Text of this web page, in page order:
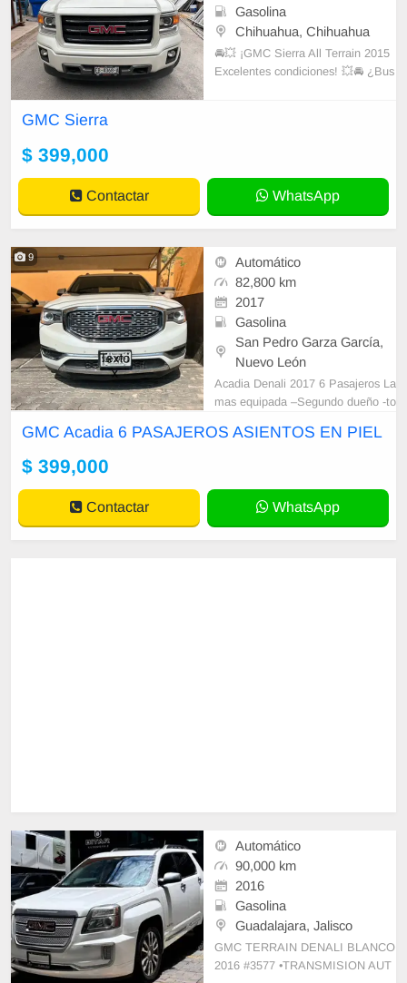
Gasolina
Chihuahua, Chihuahua
🚘💥 ¡GMC Sierra All Terrain 2015
Excelentes condiciones! 💥🚘 ¿Bus
GMC Sierra
$ 399,000
Contactar WhatsApp
9
Automático
82,800 km
2017
Gasolina
San Pedro Garza García,
Nuevo León
Acadia Denali 2017 6 Pasajeros La
mas equipada –Segundo dueño -to
- asientos de piel 4 tipo Capitán -C
os ABS con sensores de proximida
d (radar)-Cont
GMC Acadia 6 PASAJEROS ASIENTOS EN PIEL
$ 399,000
Contactar WhatsApp
Automático
90,000 km
2016
Gasolina
Guadalajara, Jalisco
GMC TERRAIN DENALI BLANCO
2016 #3577 •TRANSMISION AUT